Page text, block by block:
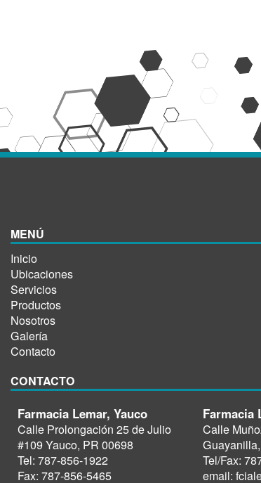
MENÚ
Inicio
Ubicaciones
Servicios
Productos
Nosotros
Galería
Contacto
CONTACTO
Farmacia Lemar, Yauco
Calle Prolongación 25 de Julio
#109 Yauco, PR 00698
Tel: 787-856-1922
Fax: 787-856-5465
Farmacia
Calle
Tel/Fax:
email: